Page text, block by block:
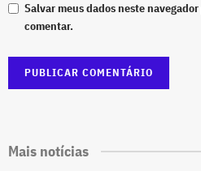
Salvar meus dados neste
comentar.
Mais notícias